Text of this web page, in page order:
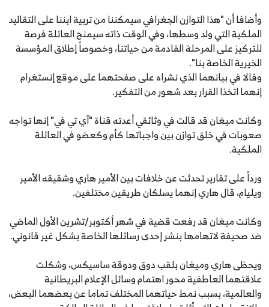
وأضافا أن "هذا التوازن الجغرافي سيمكننا من تربية ابننا على التقاليد
الملكية التي ولد وسطها، وفي الوقت ذاته سيمنح العائلة فرصة
للتركيز على المرحلة القادمة من حياتنا، وخصوصاً إطلاق المؤسسة
الخيرية الخاصة بنا".
وقالا في بيانهما الذي نشراه على صفحتهما على موقع إنستغرام
إنهما اتخذا القرار بعد شهور من التفكير.
وكانت ميغان قد قالت في وثائقي أعدته قناة "آي تي في" إنها تواجه
صعوبات في خلق توازن بين واجباتها كأم وكعضو في العائلة
الملكية.
ورداً على تقارير تحدثت عن خلافات بين الأمير هاري وشقيقه الأمير
ويليام، قال هاري إنهما يسلكان طريقين مختلفين.
وكانت ميغان قد رفعت قضية في شهر أكتوبر/تشرين الأول الماضي
ضد صحيفة لاتهامها بنشر إحدى رسائلها الخاصة بشكل غير قانوني.
ويحظى هاري وميغان بلقب دوق ودوقة ساسيكس، وشكلت
علاقتهما العاطفية محور اهتمام وسائل الإعلام البريطانية
والعالمية، بسبب نمط حياتهما المختلف تماما عن بعضهما البعض،